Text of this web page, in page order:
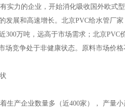
实力的企业，开始消化吸收国外欧式
发展和高速增长。北京PVC给水管厂
300万吨，远高于市场需求；北京
场竞争处于非健康状态。原料市场价
产企业数量多（近400家）， 产量小